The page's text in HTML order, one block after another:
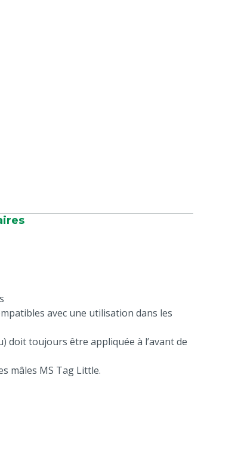
avec une utilisation dans les
doit toujours être appliquée à l’avant de
mâles MS Tag Little.